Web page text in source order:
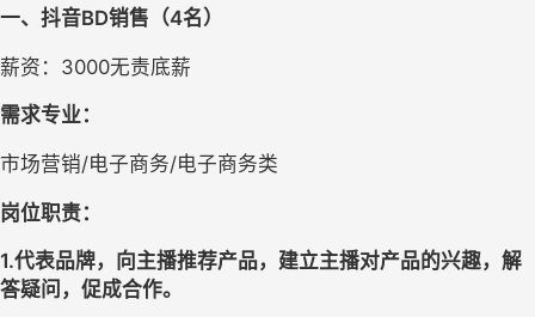
一、抖音BD销售（4名）
薪资：3000无责底薪
需求专业：
市场营销/电子商务/电子商务类
岗位职责：
1.代表品牌，向主播推荐产品，建立主播对产品的兴趣，解
答疑问，促成合作。